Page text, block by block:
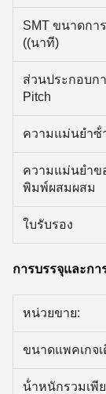
SMT ขนาดกา
((นาที)
ส่วนประกอบก
Pitch
ความแม่นยําซ้ํ
ความแม่นยําข
พิมพ์ผสมผสม
ใบรับรอง
การบรรจุและกา
หน่วยขาย:
ขนาดแพคเกจเ
น้ําหนักรวมเพี